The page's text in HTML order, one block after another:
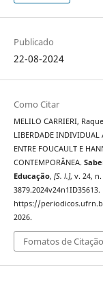
Publicado
22-08-2024
Como Citar
MELILO CARRIERI,
LIBERDADE
ENTRE FOUCAULT E
CONTEMPORÂNEA.
Educação, [S. l.], v. 24,
https://
2026.
Fomatos de Citação